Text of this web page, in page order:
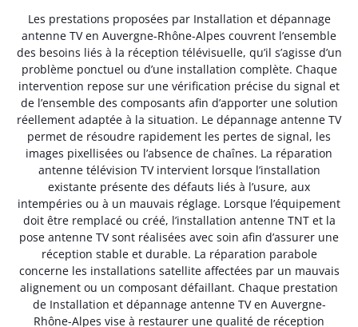
Les prestations proposées par Installation et dépannage
antenne TV en Auvergne-Rhône-Alpes couvrent l’ensemble
des besoins liés à la réception télévisuelle, qu’il s’agisse d’un
problème ponctuel ou d’une installation complète. Chaque
intervention repose sur une vérification précise du signal et
de l’ensemble des composants afin d’apporter une solution
réellement adaptée à la situation. Le dépannage antenne TV
permet de résoudre rapidement les pertes de signal, les
images pixellisées ou l’absence de chaînes. La réparation
antenne télévision TV intervient lorsque l’installation
existante présente des défauts liés à l’usure, aux
intempéries ou à un mauvais réglage. Lorsque l’équipement
doit être remplacé ou créé, l’installation antenne TNT et la
pose antenne TV sont réalisées avec soin afin d’assurer une
réception stable et durable. La réparation parabole
concerne les installations satellite affectées par un mauvais
alignement ou un composant défaillant. Chaque prestation
de Installation et dépannage antenne TV en Auvergne-
Rhône-Alpes vise à restaurer une qualité de réception